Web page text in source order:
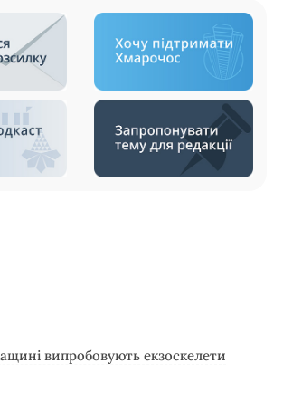
випробовують екзоскелети